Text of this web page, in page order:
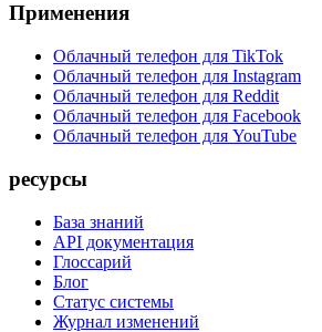
Применения
Облачный телефон для TikTok
Облачный телефон для Instagram
Облачный телефон для Reddit
Облачный телефон для Facebook
Облачный телефон для YouTube
ресурсы
База знаний
API документация
Глоссарий
Блог
Статус системы
Журнал изменений